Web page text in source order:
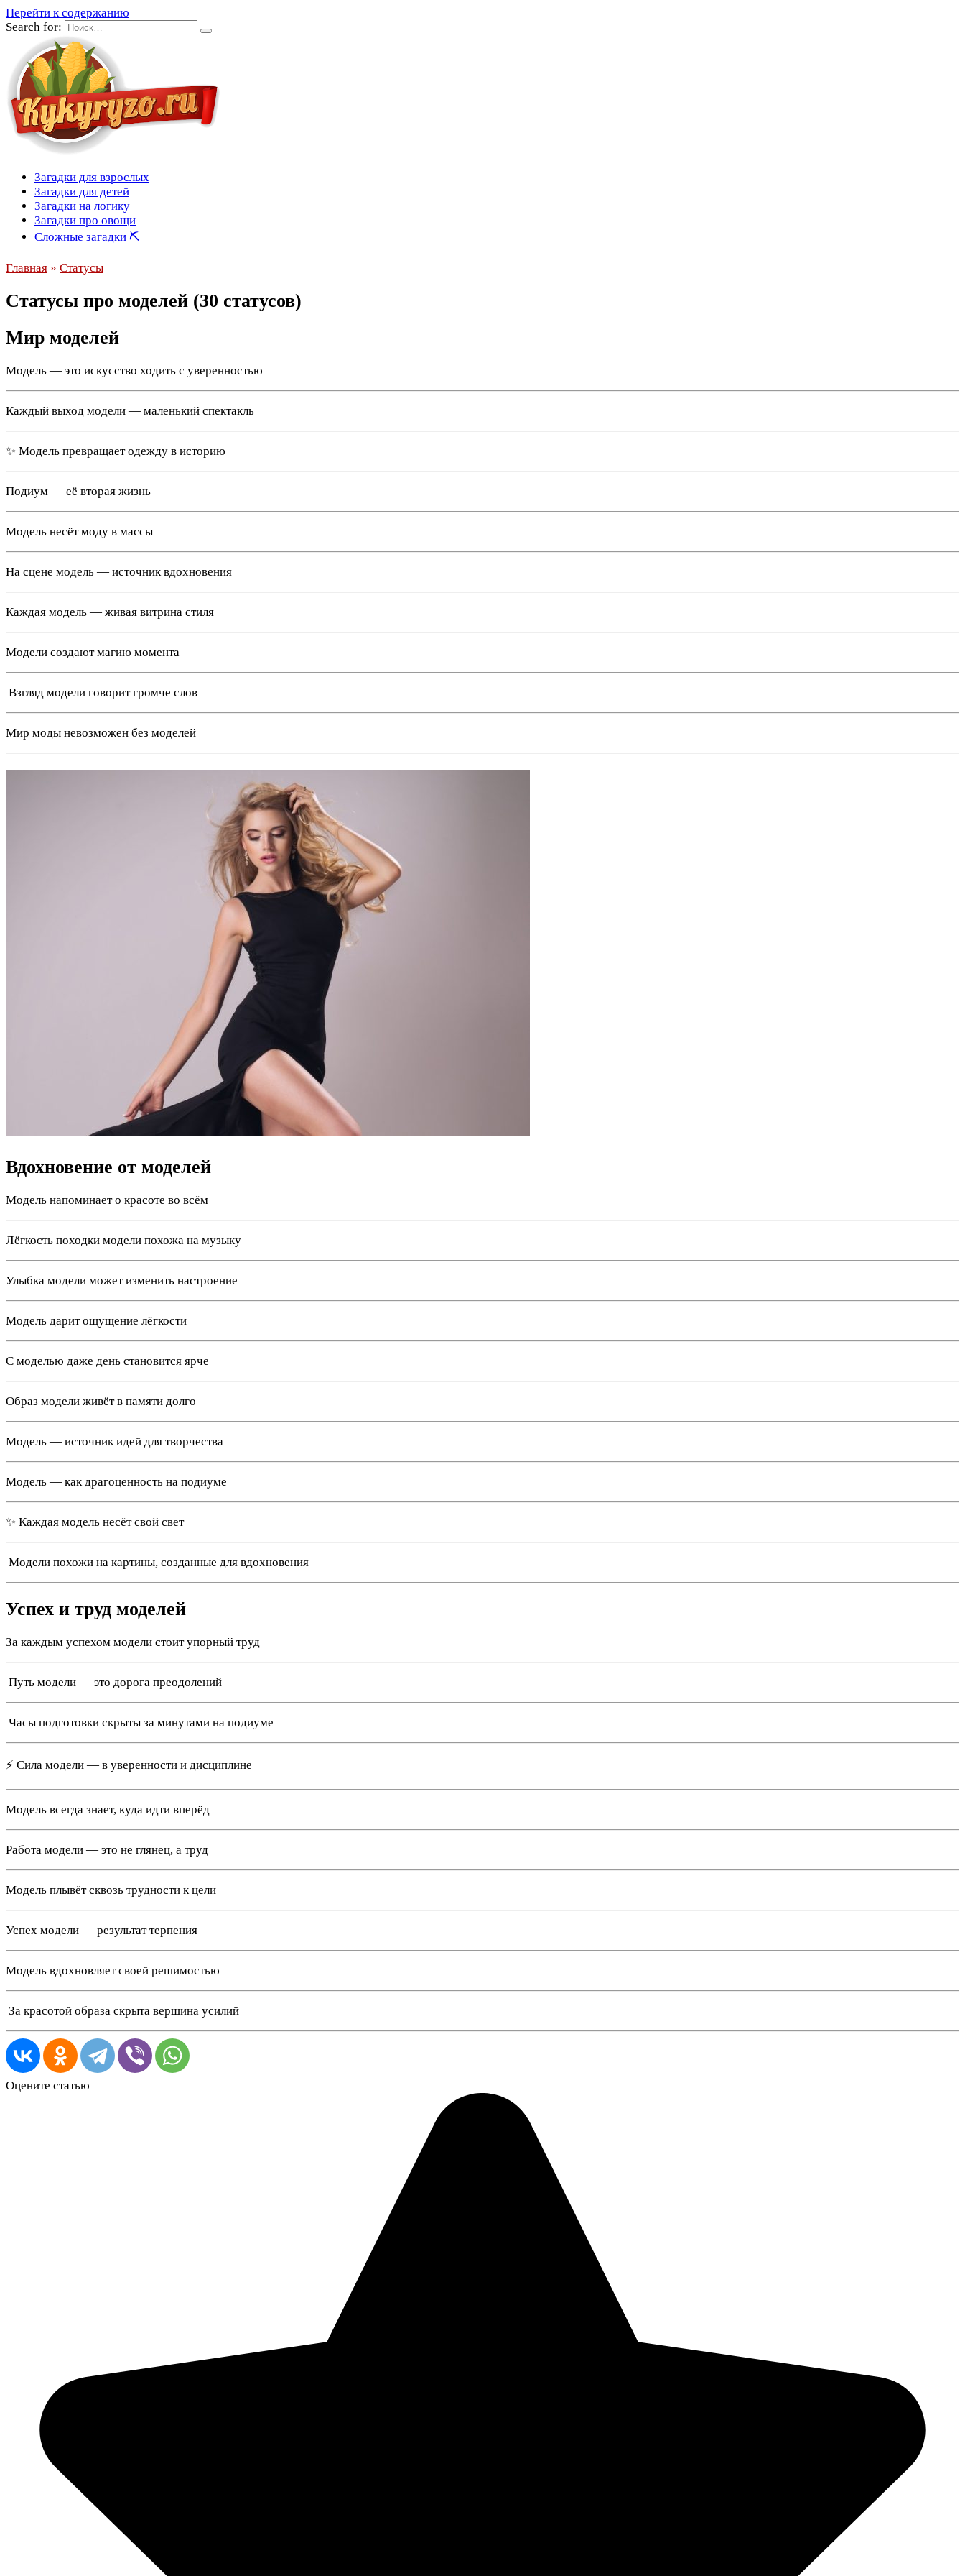
Перейти к содержанию
Search for:
Загадки для взрослых
Загадки для детей
Загадки на логику
Загадки про овощи
Сложные загадки ⛏
Главная » Статусы
Статусы про моделей (30 статусов)
Мир моделей
Модель — это искусство ходить с уверенностью
Каждый выход модели — маленький спектакль
✨ Модель превращает одежду в историю
Подиум — её вторая жизнь
Модель несёт моду в массы
На сцене модель — источник вдохновения
Каждая модель — живая витрина стиля
Модели создают магию момента
️ Взгляд модели говорит громче слов
Мир моды невозможен без моделей
Вдохновение от моделей
Модель напоминает о красоте во всём
Лёгкость походки модели похожа на музыку
Улыбка модели может изменить настроение
Модель дарит ощущение лёгкости
С моделью даже день становится ярче
Образ модели живёт в памяти долго
Модель — источник идей для творчества
Модель — как драгоценность на подиуме
✨ Каждая модель несёт свой свет
️ Модели похожи на картины, созданные для вдохновения
Успех и труд моделей
За каждым успехом модели стоит упорный труд
️ Путь модели — это дорога преодолений
️ Часы подготовки скрыты за минутами на подиуме
⚡ Сила модели — в уверенности и дисциплине
Модель всегда знает, куда идти вперёд
Работа модели — это не глянец, а труд
Модель плывёт сквозь трудности к цели
Успех модели — результат терпения
Модель вдохновляет своей решимостью
️ За красотой образа скрыта вершина усилий
Оцените статью